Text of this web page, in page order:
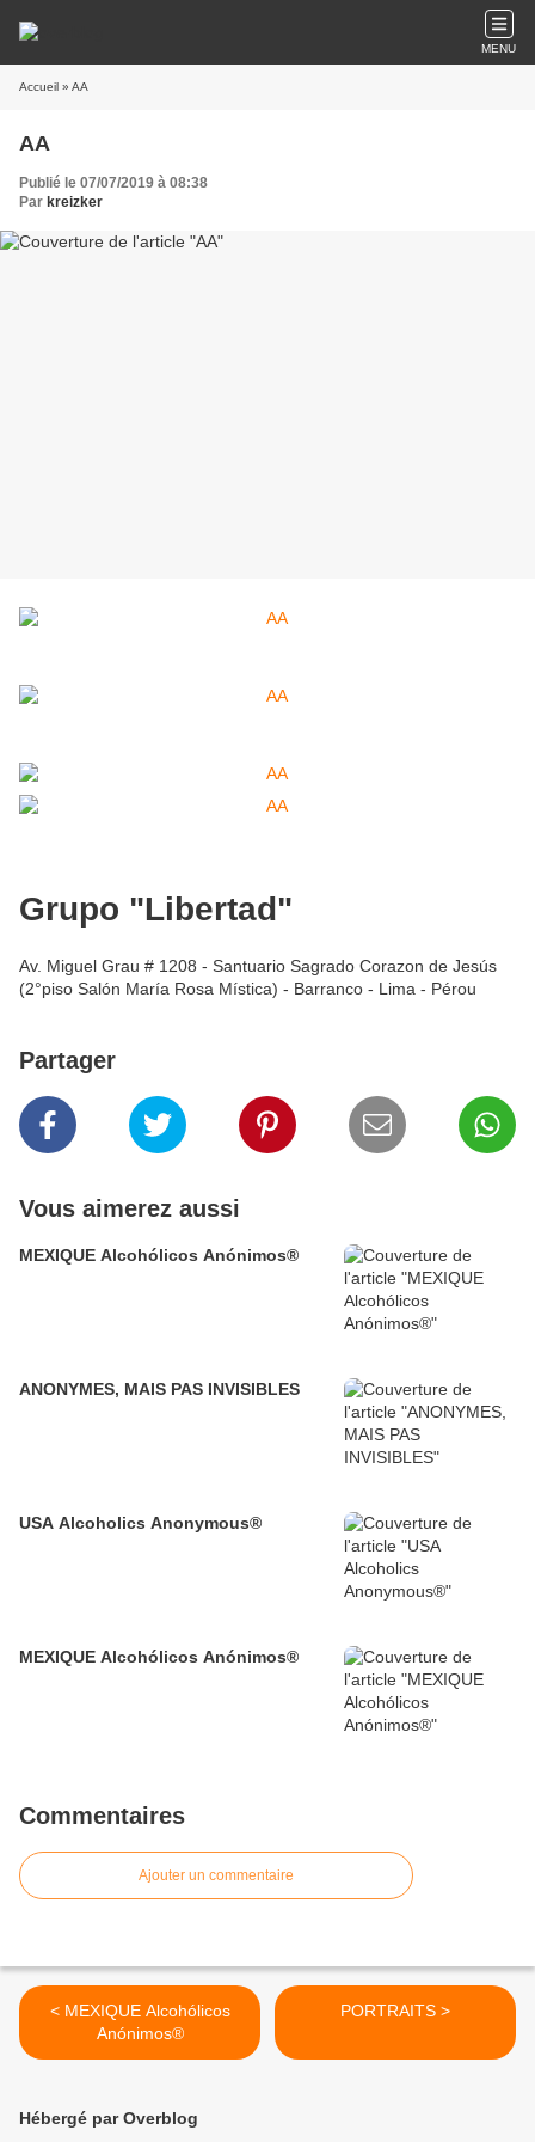
MENU
Accueil » AA
AA
Publié le 07/07/2019 à 08:38
Par kreizker
Grupo "Libertad"
Av. Miguel Grau # 1208 - Santuario Sagrado Corazon de Jesús
(2°piso Salón María Rosa Mística) - Barranco - Lima - Pérou
Partager
Vous aimerez aussi
MEXIQUE Alcohólicos Anónimos®
ANONYMES, MAIS PAS INVISIBLES
USA Alcoholics Anonymous®
MEXIQUE Alcohólicos Anónimos®
Commentaires
Ajouter un commentaire
< MEXIQUE Alcohólicos
Anónimos®
PORTRAITS >
Hébergé par Overblog